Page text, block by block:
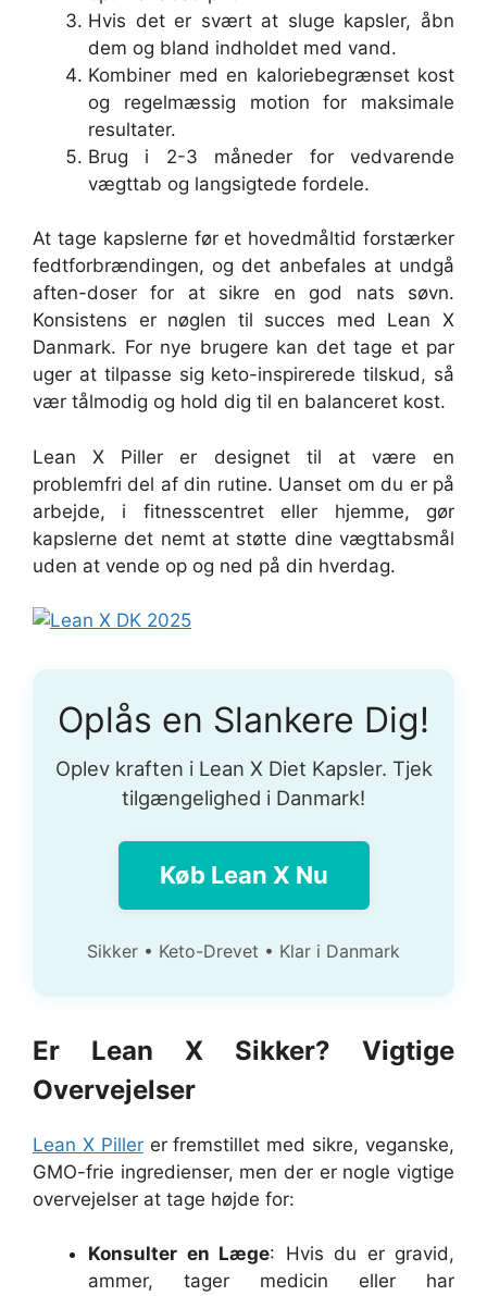
Hvis det er svært at sluge kapsler, åbn
dem og bland indholdet med vand.
Kombiner med en kaloriebegrænset kost
og regelmæssig motion for maksimale
resultater.
Brug i 2-3 måneder for vedvarende
vægttab og langsigtede fordele.
At tage kapslerne før et hovedmåltid forstærker
fedtforbrændingen, og det anbefales at undgå
aften-doser for at sikre en god nats søvn.
Konsistens er nøglen til succes med Lean X
Danmark. For nye brugere kan det tage et par
uger at tilpasse sig keto-inspirerede tilskud, så
vær tålmodig og hold dig til en balanceret kost.
Lean X Piller er designet til at være en
problemfri del af din rutine. Uanset om du er på
arbejde, i fitnesscentret eller hjemme, gør
kapslerne det nemt at støtte dine vægttabsmål
uden at vende op og ned på din hverdag.
Oplås en Slankere Dig!
Oplev kraften i Lean X Diet Kapsler. Tjek
tilgængelighed i Danmark!
Køb Lean X Nu
Sikker • Keto-Drevet • Klar i Danmark
Er Lean X Sikker? Vigtige
Overvejelser
Lean X Pillerer fremstillet med sikre, veganske,
GMO-frie ingredienser, men der er nogle vigtige
overvejelser at tage højde for:
Konsulter en Læge: Hvis du er gravid,
ammer, tager medicin eller har